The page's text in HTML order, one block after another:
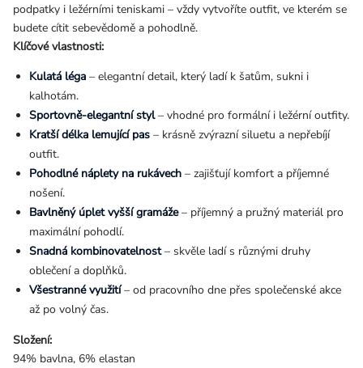
podpatky i ležérními teniskami – vždy vytvoříte outfit, ve kterém se
budete cítit sebevědomě a pohodlně.
Klíčové vlastnosti:
Kulatá léga – elegantní detail, který ladí k šatům, sukni i
kalhotám.
Sportovně-elegantní styl– vhodné pro formální i ležérní outfity.
Kratší délka lemující pas – krásně zvýrazní siluetu a nepřebíjí
outfit.
Pohodlné náplety na rukávech – zajišťují komfort a příjemné
nošení.
Bavlněný úplet vyšší gramáže– příjemný a pružný materiál pro
maximální pohodlí.
Snadná kombinovatelnost– skvěle ladí s různými druhy
oblečení a doplňků.
Všestranné využití– od pracovního dne přes společenské akce
až po volný čas.
Složení:
94% bavlna, 6% elastan